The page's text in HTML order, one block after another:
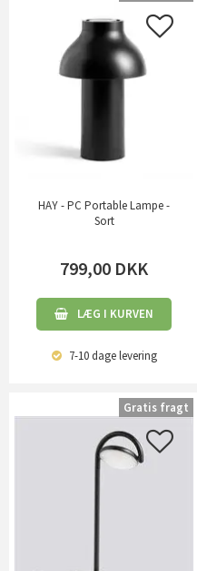
HAY - PC Portable Lampe -
Sort
799,00 DKK
LÆG I KURVEN
7-10 dagelevering
Gratis fragt